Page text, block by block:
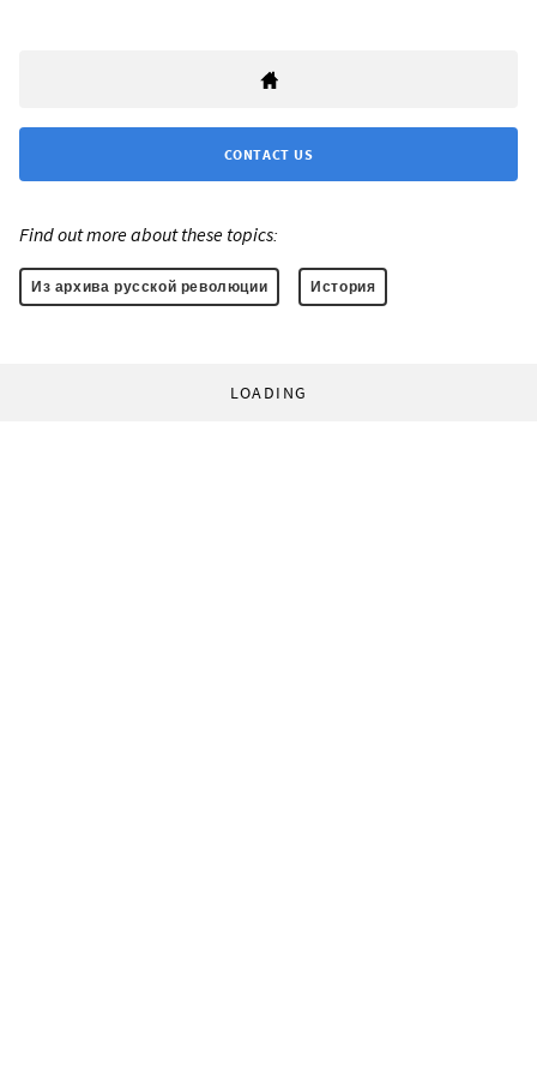
CONTACT US
Find out more about these topics:
Из архива русской революции История
LOADING